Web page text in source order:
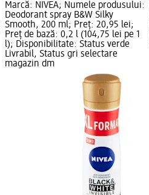
Marcă: NIVEA; Numele produsului:
Deodorant spray B&W Silky
Smooth, 200 ml; Preț: 20,95 lei;
Preț de bază: 0,2 l (104,75 lei pe 1
l); Disponibilitate: Status verde
Livrabil, Status gri selectare
magazin dm